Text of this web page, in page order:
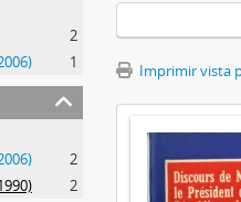
2
1
2
2
Imprimir vista